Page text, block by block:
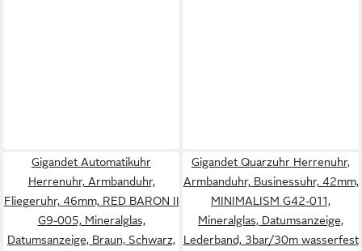
Gigandet Automatikuhr
Herrenuhr, Armbanduhr,
Fliegeruhr, 46mm, RED BARON II
G9-005, Mineralglas,
Datumsanzeige, Braun, Schwarz,
Gigandet Quarzuhr Herrenuhr,
Armbanduhr, Businessuhr, 42mm,
MINIMALISM G42-011,
Mineralglas, Datumsanzeige,
Lederband, 3bar/30m wasserfest